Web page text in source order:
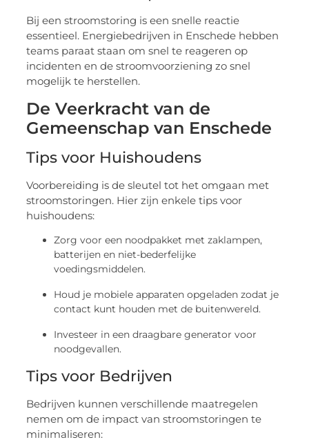
Bij een stroomstoring is een snelle reactie
essentieel. Energiebedrijven in Enschede hebben
teams paraat staan om snel te reageren op
incidenten en de stroomvoorziening zo snel
mogelijk te herstellen.
De Veerkracht van de
Gemeenschap van Enschede
Tips voor Huishoudens
Voorbereiding is de sleutel tot het omgaan met
stroomstoringen. Hier zijn enkele tips voor
huishoudens:
Zorg voor een noodpakket met zaklampen,
batterijen en niet-bederfelijke
voedingsmiddelen.
Houd je mobiele apparaten opgeladen zodat je
contact kunt houden met de buitenwereld.
Investeer in een draagbare generator voor
noodgevallen.
Tips voor Bedrijven
Bedrijven kunnen verschillende maatregelen
nemen om de impact van stroomstoringen te
minimaliseren: